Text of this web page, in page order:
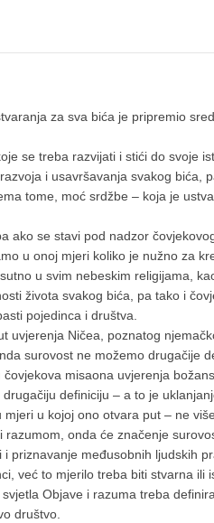
za sva bića je pripremio
se treba razvijati i stići do svoje
i usavršavanja svakog bića,
tome, moć srdžbe – koja je
ako se stavi pod nadzor
u onoj mjeri koliko je nužno za
u svim nebeskim religijama,
života svakog bića, pa tako i
pojedinca i društva.
uvjerenja Ničea, poznatog
surovost ne možemo drugačije
misaona uvjerenja
definiciju – a to je
u kojoj ono otvara put – ne
onda će značenje
priznavanje međusobnih ljudskih
već to mjerilo treba biti stvarna ili
Objave i razuma treba
društvo.